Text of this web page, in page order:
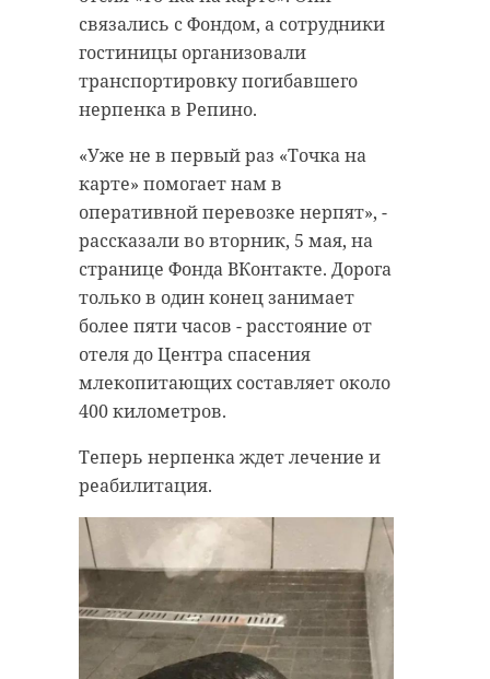
связались с Фондом, а сотрудники
гостиницы организовали
транспортировку погибавшего
нерпенка в Репино.
«Уже не в первый раз «Точка на
карте» помогает нам в
оперативной перевозке нерпят», -
рассказали во вторник, 5 мая, на
странице Фонда ВКонтакте. Дорога
только в один конец занимает
более пяти часов - расстояние от
отеля до Центра спасения
млекопитающих составляет около
400 километров.
Теперь нерпенка ждет лечение и
реабилитация.